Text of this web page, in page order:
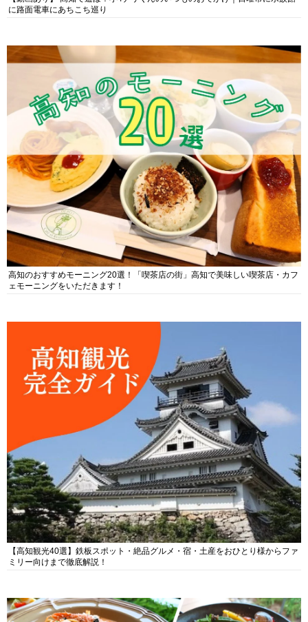
に路面電車にあちこち巡り
高知のおすすめモーニング20選！「喫茶店の街」高知で美味しい喫茶店・カフ
ェモーニングをいただきます！
【高知観光40選】鉄板スポット・絶品グルメ・宿・土産をおひとり様からファ
ミリー向けまで徹底解説！